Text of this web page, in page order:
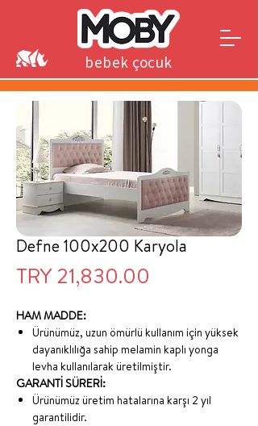
bebek çocuk
genç
Defne 100x200 Karyola
TRY 21,830.00
HAM MADDE:
Ürünümüz, uzun ömürlü kullanım için yüksek
dayanıklılığa sahip melamin kaplı yonga
levha kullanılarak üretilmiştir.
GARANTİ SÜRERİ:
Ürünümüz üretim hatalarına karşı 2 yıl
garantilidir.